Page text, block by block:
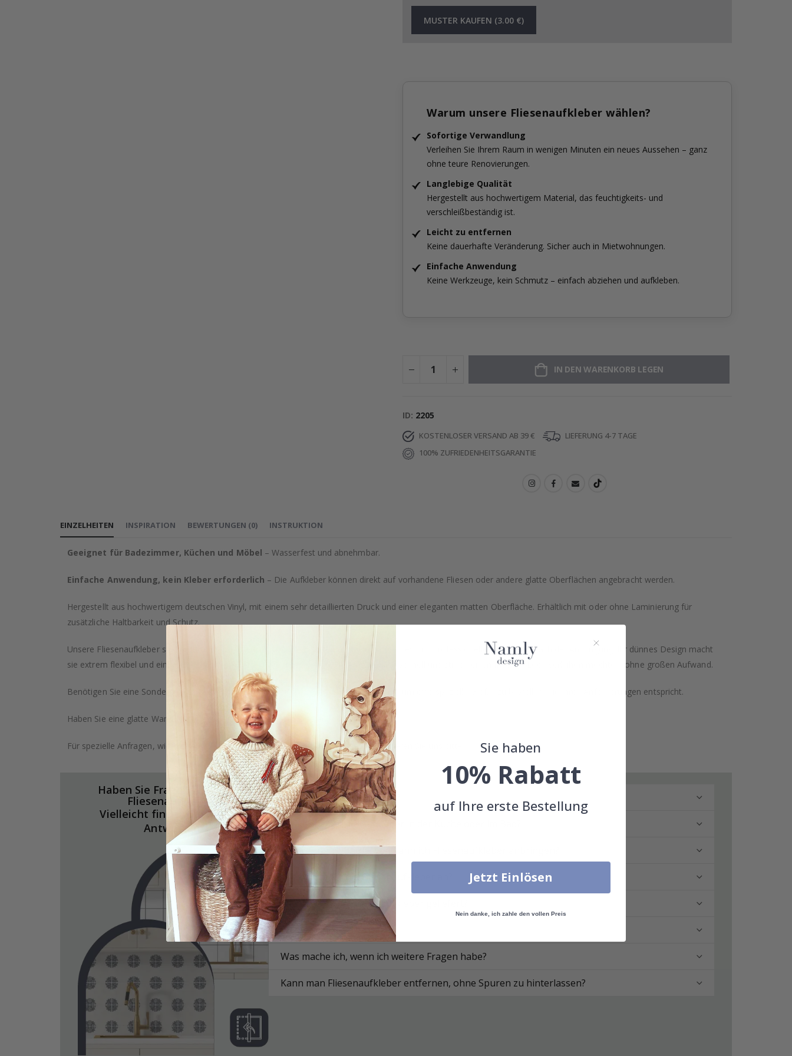
MUSTER KAUFEN (3.00 €)
Warum unsere Fliesenaufkleber wählen?
Sofortige Verwandlung
Verleihen Sie Ihrem Raum in wenigen Minuten ein neues Aussehen – ganz
ohne teure Renovierungen.
Langlebige Qualität
Hergestellt aus hochwertigem Material, das feuchtigkeits- und
verschleißbeständig ist.
Leicht zu entfernen
Keine dauerhafte Veränderung. Sicher auch in Mietwohnungen.
Einfache Anwendung
Keine Werkzeuge, kein Schmutz – einfach abziehen und aufkleben.
IN DEN WARENKORB LEGEN
ID 2205
KOSTENLOSER VERSAND AB 39 €
LIEFERUNG 4-7 TAGE
100% ZUFRIEDENHEITSGARANTIE
EINZELHEITEN
Geeignet für Badezimmer, Küchen und Möbel – Wasserfest und abnehmbar.
Einfache Anwendung, kein Kleber erforderlich – Die Aufkleber können direkt auf vorhandene Fliesen oder andere glatte Oberflächen angebracht werden.
Hergestellt aus hochwertigem deutschen Vinyl, mit einem sehr detaillierten Druck und einer eleganten matten Oberfläche. Erhältlich mit oder ohne Laminierung für
zusätzliche Haltbarkeit und Schutz.
Unsere Fliesenaufkleber sind nicht nur strapazierfähig, sondern bieten auch ein natürliches und professionelles Aussehen nach der Anbringung. Ihr dünnes Design macht
sie extrem flexibel und einfach anzubringen. Perfekt für diejenigen, die ihrem Zuhause schnell und stilvoll einen frischen Look verleihen möchten, ohne großen Aufwand.
Benötigen Sie eine Sondergröße? Klicken Sie auf die Registerkarte "Sonderbestellung", um eine spezielle Größe zu bestellen, die Ihren Anforderungen entspricht.
Haben Sie eine glatte Wand? Schauen Sie sich auch unsere Tapetenkollektion an!
Für spezielle Anfragen, wie größere Bestellungen oder Sonderanfertigungen, kontaktieren Sie uns bitte.
INSPIRATION BEWERTUNGEN (0) INSTRUKTION
Haben Sie Fragen zu unseren
Fliesenaufkleber?
Vielleicht finden Sie hier die
Antworten.
Was sind Fliesenaufkleber?
Funktionieren die Aufkleber in der Küche oder im Bad?
Auf welchen Oberflächen kann ich Fliesenaufkleber anbringen?
Wie bringe ich die Fliesenaufkleber an?
Wie werden die Fliesenaufkleber geliefert?
Wie reinige ich die Fläche?
Was mache ich, wenn ich weitere Fragen habe?
Kann man Fliesenaufkleber entfernen, ohne Spuren zu hinterlassen?
Sie haben
10% Rabatt
auf Ihre erste Bestellung
Jetzt Einlösen
Nein danke, ich zahle den vollen Preis